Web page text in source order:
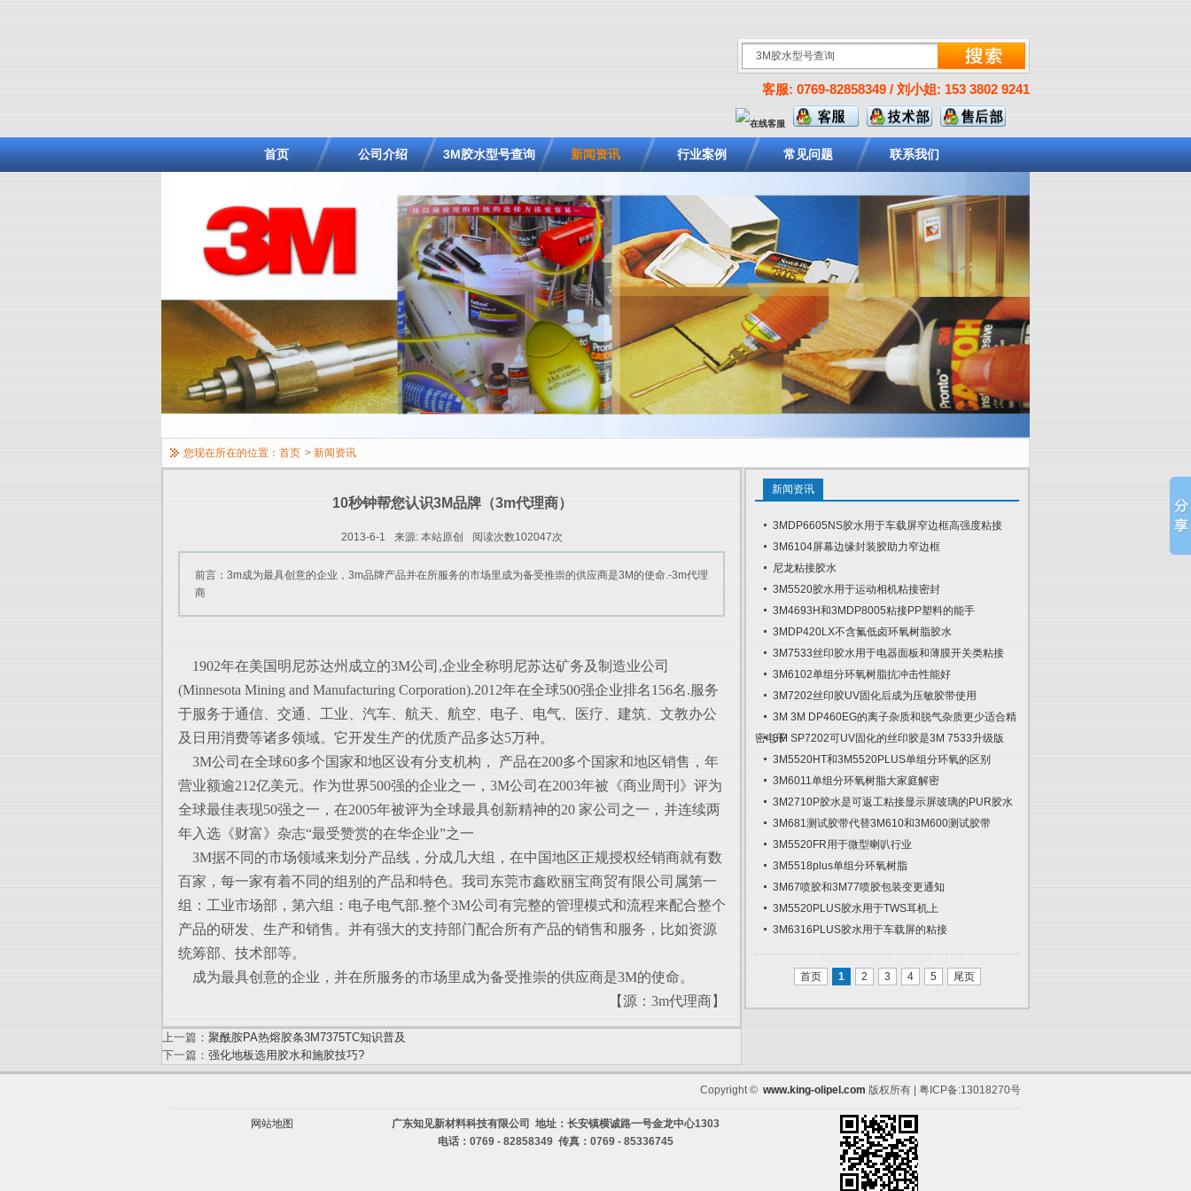
客服: 0769-82858349 / 刘小姐: 153 3802 9241
首页 公司介绍 3M胶水型号查询 新闻资讯 行业案例 常见问题 联系我们
您现在所在的位置： 首页 > 新闻资讯
10秒钟帮您认识3M品牌（3m代理商）
2013-6-1 来源: 本站原创 阅读次数102047次
前言：3m成为最具创意的企业，3m品牌产品并在所服务的市场里成为备受推崇的供应商是3M的使命.-3m代理
商
1902年在美国明尼苏达州成立的3M公司,企业全称明尼苏达矿务及制造业公司
(Minnesota Mining and Manufacturing Corporation).2012年在全球500强企业排名156名.服务
于服务于通信、交通、工业、汽车、航天、航空、电子、电气、医疗、建筑、文教办公
及日用消费等诸多领域。它开发生产的优质产品多达5万种。
3M公司在全球60多个国家和地区设有分支机构， 产品在200多个国家和地区销售，年
营业额逾212亿美元。作为世界500强的企业之一，3M公司在2003年被《商业周刊》评为
全球最佳表现50强之一，在2005年被评为全球最具创新精神的20 家公司之一，并连续两
年入选《财富》杂志“最受赞赏的在华企业”之一
3M据不同的市场领域来划分产品线，分成几大组，在中国地区正规授权经销商就有数
百家，每一家有着不同的组别的产品和特色。我司东莞市鑫欧丽宝商贸有限公司属第一
组：工业市场部，第六组：电子电气部.整个3M公司有完整的管理模式和流程来配合整个
产品的研发、生产和销售。并有强大的支持部门配合所有产品的销售和服务，比如资源
统筹部、技术部等。
成为最具创意的企业，并在所服务的市场里成为备受推崇的供应商是3M的使命。
【源：3m代理商】
新闻资讯
3MDP6605NS胶水用于车载屏窄边框高强度粘接
3M6104屏幕边缘封装胶助力窄边框
尼龙粘接胶水
3M5520胶水用于运动相机粘接密封
3M4693H和3MDP8005粘接PP塑料的能手
3MDP420LX不含氟低卤环氧树脂胶水
3M7533丝印胶水用于电器面板和薄膜开关类粘接
3M6102单组分环氧树脂抗冲击性能好
3M7202丝印胶UV固化后成为压敏胶带使用
3M 3M DP460EG的离子杂质和脱气杂质更少适合精
密电子3M SP7202可UV固化的丝印胶是3M 7533升级版
3M5520HT和3M5520PLUS单组分环氧的区别
3M6011单组分环氧树脂大家庭解密
3M2710P胶水是可返工粘接显示屏玻璃的PUR胶水
3M681测试胶带代替3M610和3M600测试胶带
3M5520FR用于微型喇叭行业
3M5518plus单组分环氧树脂
3M67喷胶和3M77喷胶包装变更通知
3M5520PLUS胶水用于TWS耳机上
3M6316PLUS胶水用于车载屏的粘接
首页 1 2 3 4 5 尾页
上一篇： 聚酰胺PA热熔胶条3M7375TC知识普及
下一篇： 强化地板选用胶水和施胶技巧?
Copyright © www.king-olipel.com 版权所有 | 粤ICP备:13018270号
网站地图
广东知见新材料科技有限公司 地址：长安镇横诚路一号金龙中心1303
电话：0769 - 82858349 传真：0769 - 85336745